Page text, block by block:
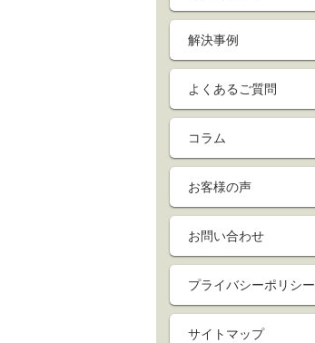
解決事例
よくあるご質問
コラム
お客様の声
お問い合わせ
プライバシーポリシー
サイトマップ